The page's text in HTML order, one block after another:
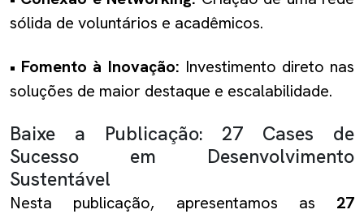
sólida de voluntários e acadêmicos.
• Fomento à Inovação: Investimento direto nas
soluções de maior destaque e escalabilidade.
Baixe a Publicação: 27 Cases de
Sucesso em Desenvolvimento
Sustentável
Nesta publicação, apresentamos as 27